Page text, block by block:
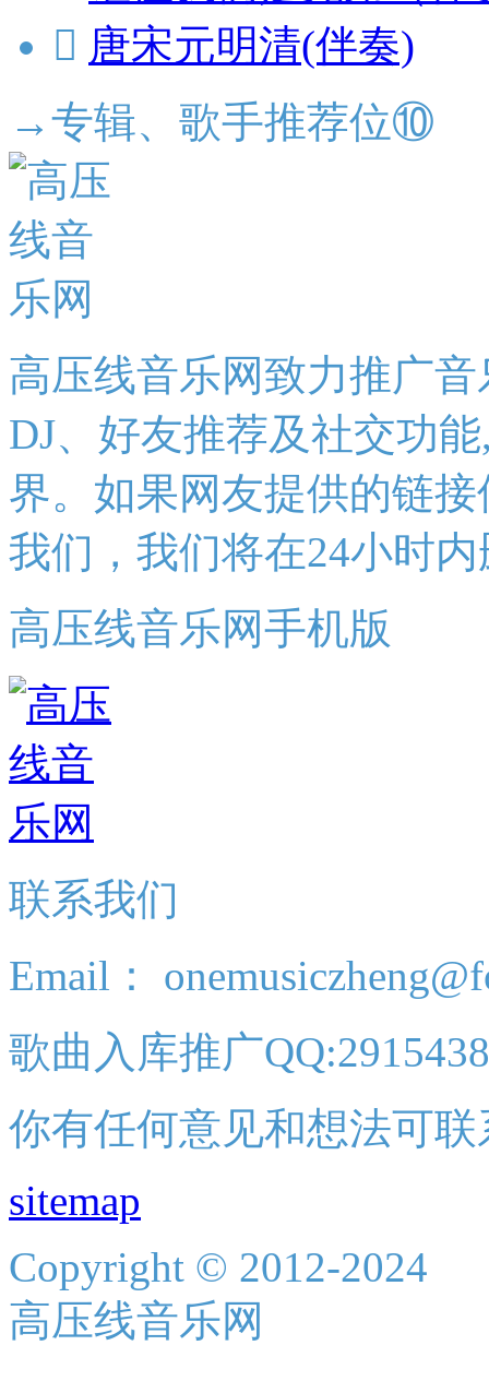
 唐宋元明清(伴奏)
→专辑、歌手推荐位⑩
高压线音乐网致力推广
DJ、好友推荐及社交功
界。如果网友提供的链
我们，我们将在24小时
高压线音乐网手机版
联系我们
Email：
歌曲入库推广
你有任何意见和想法可
sitemap
Copyright © 2012-2024
高压线音乐网